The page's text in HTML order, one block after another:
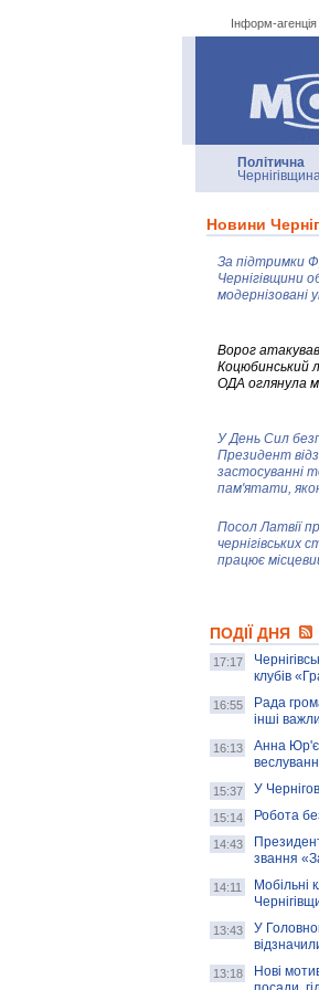
Інформ-агенція
Політична
Новини
За підтримки
Чернігівщини
модернізовані
Ворог
Коцюбинський
ОДА оглянула
У День Сил
Президент
застосуванні
пам'ятати,
Посол Латвії
чернігівських
працює
колекцію про
AB InBev Efes
навчальний
школа",
Золота
написало про
скільки на
витрачають?
ПОДІЇ ДНЯ
17:17
клубів
16:55
Рада
інші
16:13
Анна
15:37 У
15:14 Робота
14:43
звання
14:11
Мобільні
13:43
У
13:18
Нові